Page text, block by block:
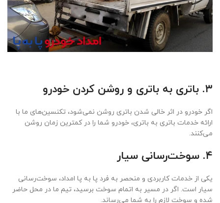
۳. باتری به باتری و روشن کردن خودرو
اگر خودرو در اثر خالی شدن باتری روشن نمی‌شود، تکنسین‌های ما با
ارائه خدمات باتری به باتری، خودرو شما را در کمترین زمان روشن
می‌کنند.
۴. سوخت‌رسانی سیار
یکی از خدمات کاربردی و منحصر به فرد پا به پا امداد، سوخت‌رسانی
سیار است. اگر در مسیر به اتمام سوخت برسید، تیم ما در محل حاضر
شده و سوخت لازم را به شما می‌رساند.